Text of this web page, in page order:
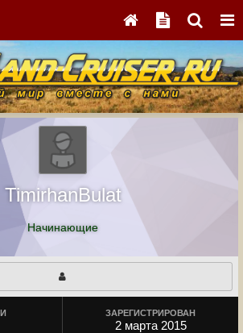
TimirhanBulat
Начинающие
ЗАРЕГИСТРИРОВАН
2 марта 2015